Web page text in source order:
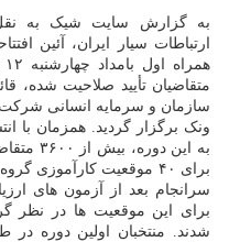
به گزارش سایت شیک به
ارتباطات سیار ایران، آئین
متقاضیان تأیید صلاحیت شده،
سازمان و سرمایه انسانی شرکت
ونک برگزار گردید. همزمان با
به این
برای ۴۰ موقعیت کارآموزی
سرانجام بعد از آزمون های
برای این موقعیت ها در نظر
شدند. منتخبان اولین دوره در